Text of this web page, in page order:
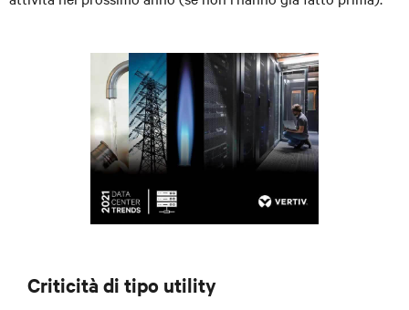
Criticità di tipo utility